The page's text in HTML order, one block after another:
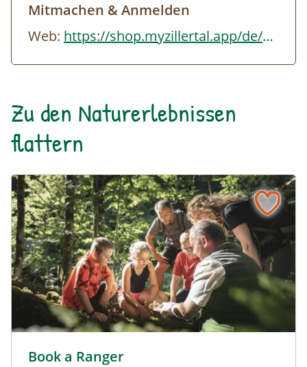
Rückfahrt (Buslinie 4104): Abfahrt 15:25 Uhr
Hintertuxer Gletscher – Ankunft 16:05 Uhr
Mayrhofen Bahnhof
Mitmachen & Anmelden
Web:
https://shop.myzillertal.app/de/angebote/erlebnisse/naturpark/weitental-tal-der…
Zu den Naturerlebnissen
flattern
Book a Ranger